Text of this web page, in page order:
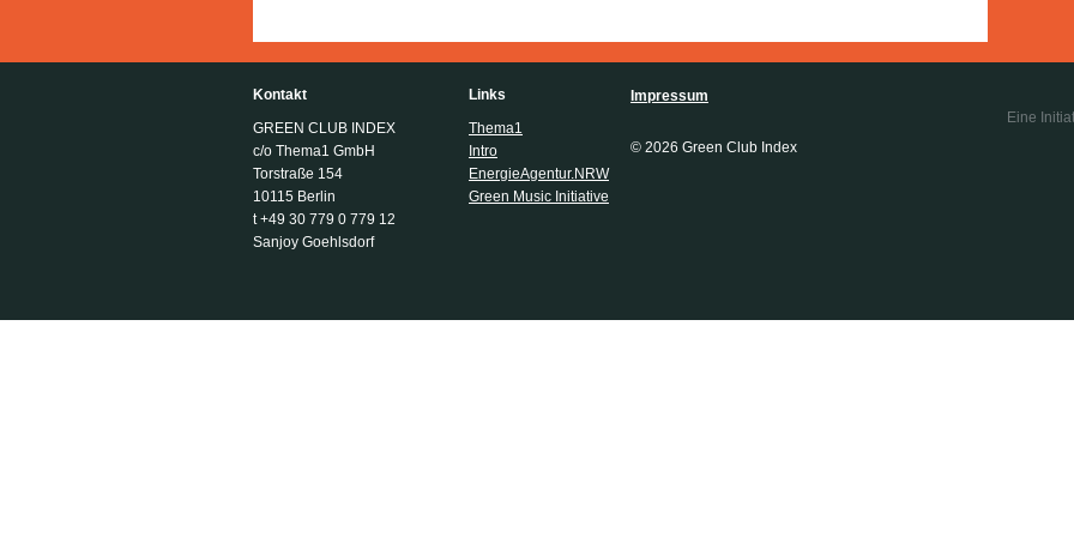
Kontakt
GREEN CLUB INDEX
c/o Thema1 GmbH
Torstraße 154
10115 Berlin
t +49 30 779 0 779 12
Sanjoy Goehlsdorf
Links
Thema1
Intro
EnergieAgentur.NRW
Green Music Initiative
Impressum
© 2026 Green Club Index
Eine